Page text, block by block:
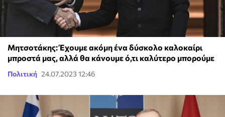
Μητσοτάκης: Έχουμε ακόμη ένα δύσκολο καλοκαίρι
μπροστά μας, αλλά θα κάνουμε ό,τι καλύτερο μπορούμε
Πολιτική 24.07.2023 12:46